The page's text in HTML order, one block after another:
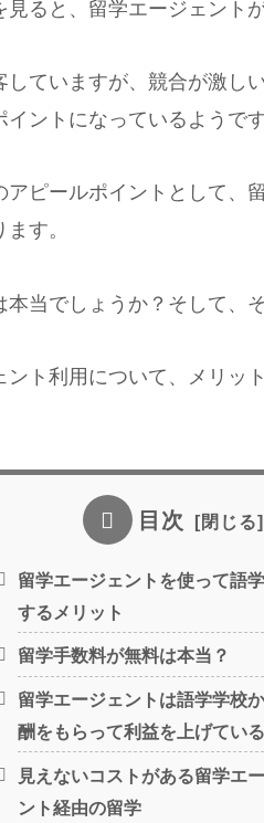
ると、留学エージェント
していますが、競合が激し
ントになっているようです
ピールポイントとして、
す。
当でしょうか？そして、
ント利用について、メリッ
目次
留学エージェントを使って語
するメリット
留学手数料が無料は本当？
留学エージェントは語学学校
酬をもらって利益を上げている
見えないコストがある留学エ
ント経由の留学